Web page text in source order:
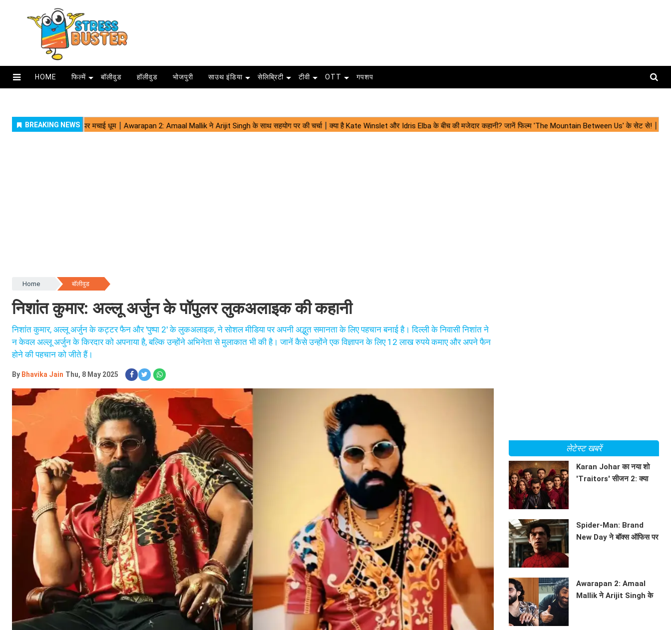
HOME फिल्में बॉलीवुड हॉलीवुड भोजपुरी साउथ इंडिया सेलिब्रिटी टीवी OTT गपशप
Home बॉलीवुड
निशांत कुमार: अल्लू अर्जुन के पॉपुलर लुकअलाइक की कहानी
निशांत कुमार, अल्लू अर्जुन के कट्टर फैन और 'पुष्पा 2' के लुकअलाइक, ने सोशल मीडिया पर अपनी अद्भुत समानता के लिए पहचान बनाई है। दिल्ली के निवासी निशांत ने
न केवल अल्लू अर्जुन के किरदार को अपनाया है, बल्कि उन्होंने अभिनेता से मुलाकात भी की है। जानें कैसे उन्होंने एक विज्ञापन के लिए 12 लाख रुपये कमाए और अपने फैन
होने की पहचान को जीते हैं।
By Bhavika Jain Thu, 8 May 2025
लेटेस्ट खबरें
Karan Johar का नया शो
'Traitors' सीजन 2: क्या
Spider-Man: Brand
New Day ने बॉक्स ऑफिस पर
Awarapan 2: Amaal
Mallik ने Arijit Singh के